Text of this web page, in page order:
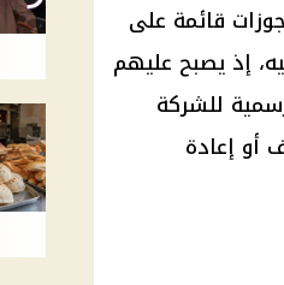
قائمة على
إذ يصبح عليهم
للشركة
أو إعادة